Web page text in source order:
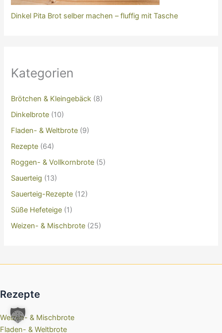
Dinkel Pita Brot selber machen – fluffig mit Tasche
Kategorien
Brötchen & Kleingebäck (8)
Dinkelbrote (10)
Fladen- & Weltbrote (9)
Rezepte (64)
Roggen- & Vollkornbrote (5)
Sauerteig (13)
Sauerteig-Rezepte (12)
Süße Hefeteige (1)
Weizen- & Mischbrote (25)
Rezepte
Weizen- & Mischbrote
Fladen- & Weltbrote